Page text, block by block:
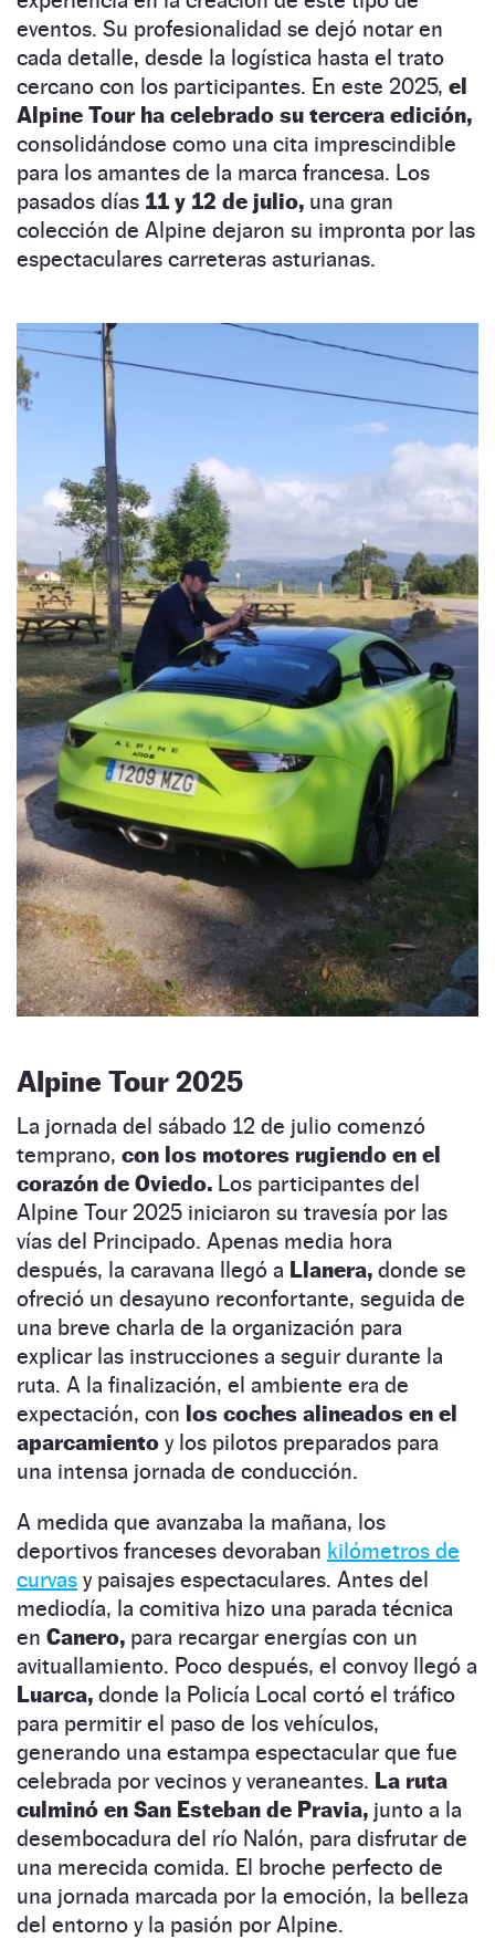
eventos. Su profesionalidad se dejó notar en
cada detalle, desde la logística hasta el trato
cercano con los participantes. En este 2025, el
Alpine Tour ha celebrado su tercera edición,
consolidándose como una cita imprescindible
para los amantes de la marca francesa. Los
pasados días 11 y 12 de julio, una gran
colección de Alpine dejaron su impronta por las
espectaculares carreteras asturianas.
Alpine Tour 2025
La jornada del sábado 12 de julio comenzó
temprano, con los motores rugiendo en el
corazón de Oviedo. Los participantes del
Alpine Tour 2025 iniciaron su travesía por las
vías del Principado. Apenas media hora
después, la caravana llegó a Llanera, donde se
ofreció un desayuno reconfortante, seguida de
una breve charla de la organización para
explicar las instrucciones a seguir durante la
ruta. A la finalización, el ambiente era de
expectación, con los coches alineados en el
aparcamiento y los pilotos preparados para
una intensa jornada de conducción.
A medida que avanzaba la mañana, los
deportivos franceses devoraban kilómetros de
curvas y paisajes espectaculares. Antes del
mediodía, la comitiva hizo una parada técnica
en Canero, para recargar energías con un
avituallamiento. Poco después, el convoy llegó a
Luarca, donde la Policía Local cortó el tráfico
para permitir el paso de los vehículos,
generando una estampa espectacular que fue
celebrada por vecinos y veraneantes. La ruta
culminó en San Esteban de Pravia, junto a la
desembocadura del río Nalón, para disfrutar de
una merecida comida. El broche perfecto de
una jornada marcada por la emoción, la belleza
del entorno y la pasión por Alpine.